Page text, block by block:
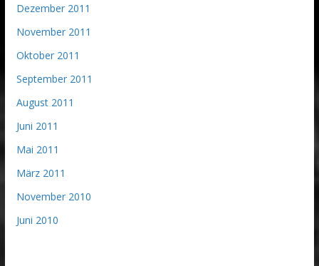
Dezember 2011
November 2011
Oktober 2011
September 2011
August 2011
Juni 2011
Mai 2011
März 2011
November 2010
Juni 2010